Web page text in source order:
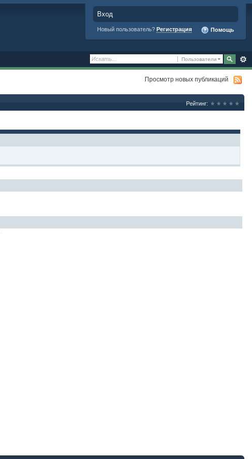
Вход
Новый пользователь? Регистрация Помощь
Пользователи
Просмотр новых публикаций
Рейтинг: